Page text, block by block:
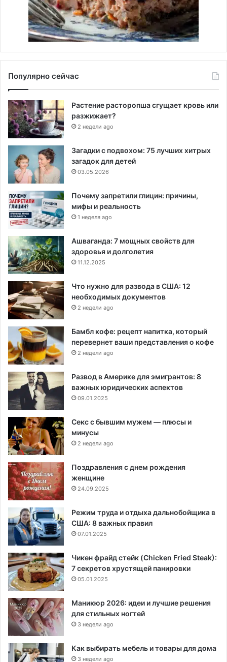
Популярно сейчас
Растение расторопша сгущает кровь или
разжижает?
2 недели ago
Загадки с подвохом: 75 лучших хитрых
загадок для детей
03.05.2026
Почему запретили глицин: причины,
мифы и реальность
1 неделя ago
Ашваганда: 7 мощных свойств для
здоровья и долголетия
11.12.2025
Что нужно для развода в США: 12
необходимых документов
2 недели ago
Бамбл кофе: рецепт напитка, который
перевернет ваши представления о кофе
2 недели ago
Развод в Америке для эмигрантов: 8
важных юридических аспектов
09.01.2025
Секс с бывшим мужем — плюсы и
минусы
2 недели ago
Поздравления с днем рождения
женщине
24.09.2025
Режим труда и отдыха дальнобойщика в
США: 8 важных правил
07.01.2025
Чикен фрайд стейк (Chicken Fried Steak):
7 секретов хрустящей панировки
05.01.2025
Маникюр 2026: идеи и лучшие решения
для стильных ногтей
3 недели ago
Как выбирать мебель и товары для дома
3 недели ago